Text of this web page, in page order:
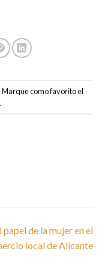
Marque como favorito el
papel de la mujer en el
local de Alicante